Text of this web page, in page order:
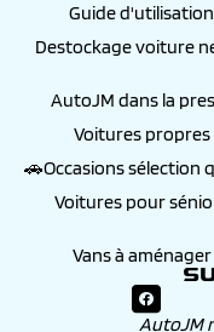
Guide d'utilisation
Destockage voiture
AutoJM dans la
Voitures propres
🚗Occasions sélection
Voitures pour
Vans à aménager
AutoJM